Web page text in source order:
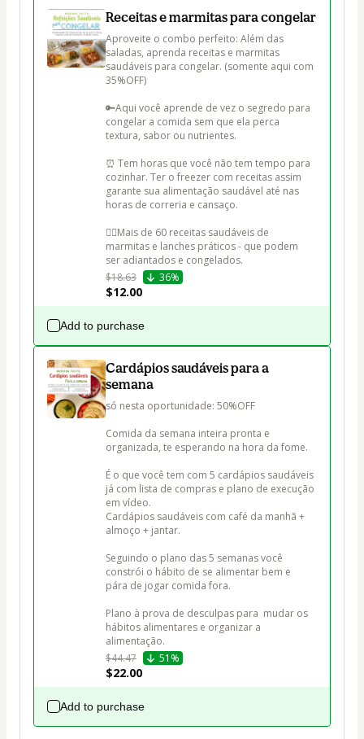
Receitas e marmitas para congelar
Aproveite o combo perfeito: Além das
saladas, aprenda receitas e marmitas
saudáveis para congelar. (somente aqui com
35%OFF)
🔑Aqui você aprende de vez o segredo para
congelar a comida sem que ela perca
textura, sabor ou nutrientes.
⏰ Tem horas que você não tem tempo para
cozinhar. Ter o freezer com receitas assim
garante sua alimentação saudável até nas
horas de correria e cansaço.
👉🏻Mais de 60 receitas saudáveis de
marmitas e lanches práticos - que podem
ser adiantados e congelados.
$18.63
36%
$12.00
Add to purchase
Cardápios saudáveis para a
semana
só nesta oportunidade: 50%OFF
Comida da semana inteira pronta e
organizada, te esperando na hora da fome.
É o que você tem com 5 cardápios saudáveis
já com lista de compras e plano de execução
em vídeo.
Cardápios saudáveis com café da manhã +
almoço + jantar.
Seguindo o plano das 5 semanas você
constrói o hábito de se alimentar bem e
pára de jogar comida fora.
Plano à prova de desculpas para  mudar os
hábitos alimentares e organizar a
alimentação.
$44.47
51%
$22.00
Add to purchase